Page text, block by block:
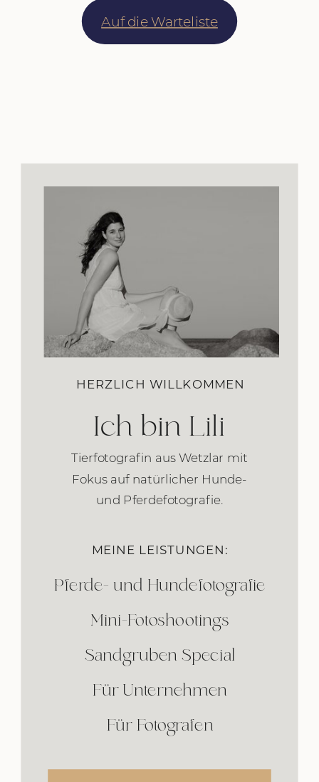
Auf die Warteliste
Für Fotografen
Für Unternehmen
Sandgruben Special
Mini-Fotoshootings
Pferde- und Hundefotografie
MEINE LEISTUNGEN:
Tierfotografin aus Wetzlar mit
Fokus auf natürlicher Hunde-
und Pferdefotografie.
Ich bin Lili
HERZLICH WILLKOMMEN